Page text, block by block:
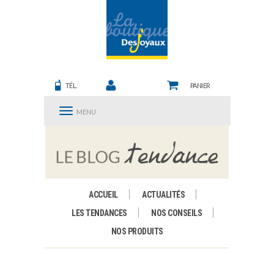
TÉL. PANIER
MENU
ACCUEIL
ACTUALITÉS
LES TENDANCES
NOS CONSEILS
NOS PRODUITS